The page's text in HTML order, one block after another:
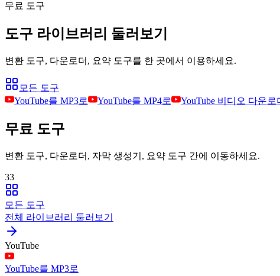
무료 도구
도구 라이브러리 둘러보기
변환 도구, 다운로더, 요약 도구를 한 곳에서 이용하세요.
모든 도구
YouTube를 MP3로
YouTube를 MP4로 YouTube 비디오 다운로
무료 도구
변환 도구, 다운로더, 자막 생성기, 요약 도구 간에 이동하세요.
33
모든 도구
전체 라이브러리 둘러보기
YouTube
YouTube를 MP3로